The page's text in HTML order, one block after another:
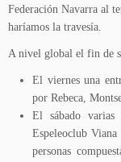
Federación Navarra al
haríamos la travesía.
A nivel global el fin de
El viernes una
por Rebeca,
El sábado varias
Espeleoclub
personas